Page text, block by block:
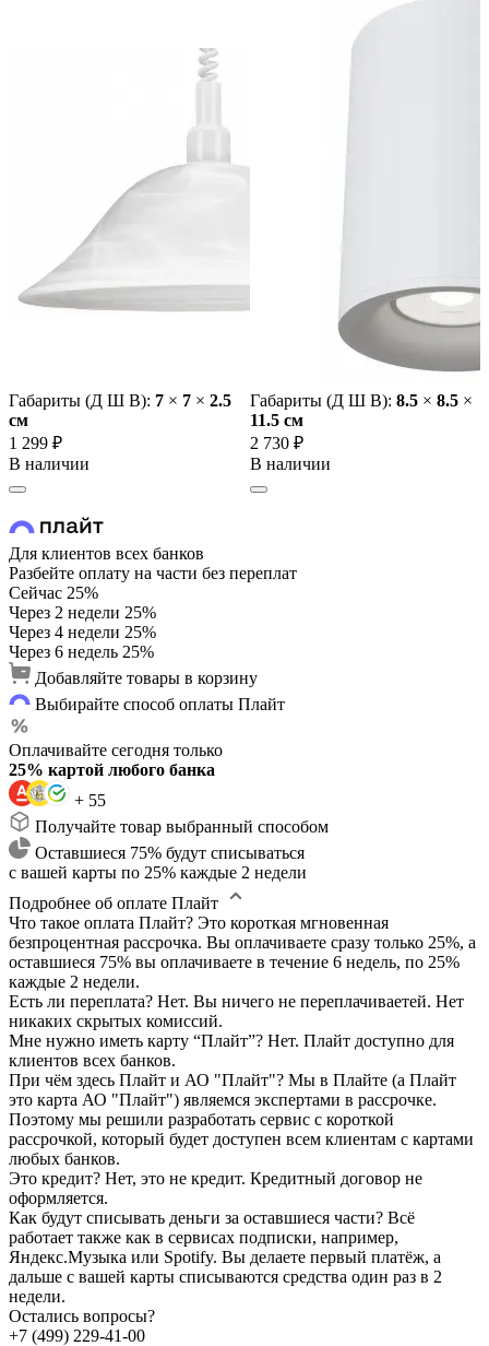
Габариты (Д Ш В): 7 × 7 × 2.5
cм
1 299 ₽
В наличии
Габариты (Д Ш В): 8.5 × 8.5 ×
11.5 cм
2 730 ₽
В наличии
Для клиентов всех банков
Разбейте оплату на части без переплат
Сейчас 25%
Через 2 недели 25%
Через 4 недели 25%
Через 6 недель 25%
Добавляйте товары в корзину
Выбирайте способ оплаты Плайт
Оплачивайте сегодня только
25% картой любого банка
+ 55
Получайте товар выбранный способом
Оставшиеся 75% будут списываться
с вашей карты по 25% каждые 2 недели
Подробнее об оплате Плайт
Что такое оплата Плайт? Это короткая мгновенная
безпроцентная рассрочка. Вы оплачиваете сразу только 25%, а
оставшиеся 75% вы оплачиваете в течение 6 недель, по 25%
каждые 2 недели.
Есть ли переплата? Нет. Вы ничего не переплачиваетей. Нет
никаких скрытых комиссий.
Мне нужно иметь карту “Плайт”? Нет. Плайт доступно для
клиентов всех банков.
При чём здесь Плайт и АО "Плайт"? Мы в Плайте (а Плайт
это карта АО "Плайт") являемся экспертами в рассрочке.
Поэтому мы решили разработать сервис с короткой
рассрочкой, который будет доступен всем клиентам с картами
любых банков.
Это кредит? Нет, это не кредит. Кредитный договор не
оформляется.
Как будут списывать деньги за оставшиеся части? Всё
работает также как в сервисах подписки, например,
Яндекс.Музыка или Spotify. Вы делаете первый платёж, а
дальше с вашей карты списываются средства один раз в 2
недели.
Остались вопросы?
+7 (499) 229-41-00